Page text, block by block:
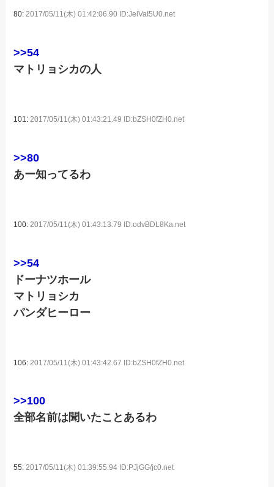
80:2017/05/11(木) 01:42:06.90 ID:JelVaI5U0.net
>>54
マトリョシカの人
101:2017/05/11(木) 01:43:21.49 ID:bZSH0fZH0.net
>>80
あー知ってるわ
100: 2017/05/11(木) 01:43:13.79 ID:odvBDL8Ka.net
>>54
ドーナツホール
マトリョシカ
パンダヒーロー
106: 2017/05/11(木) 01:43:42.67 ID:bZSH0fZH0.net
>>100
全部名前は聞いたことあるわ
55:2017/05/11(木) 01:39:55.94 ID:PJjGG/jc0.net